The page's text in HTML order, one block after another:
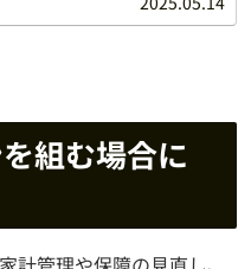
組む場合に